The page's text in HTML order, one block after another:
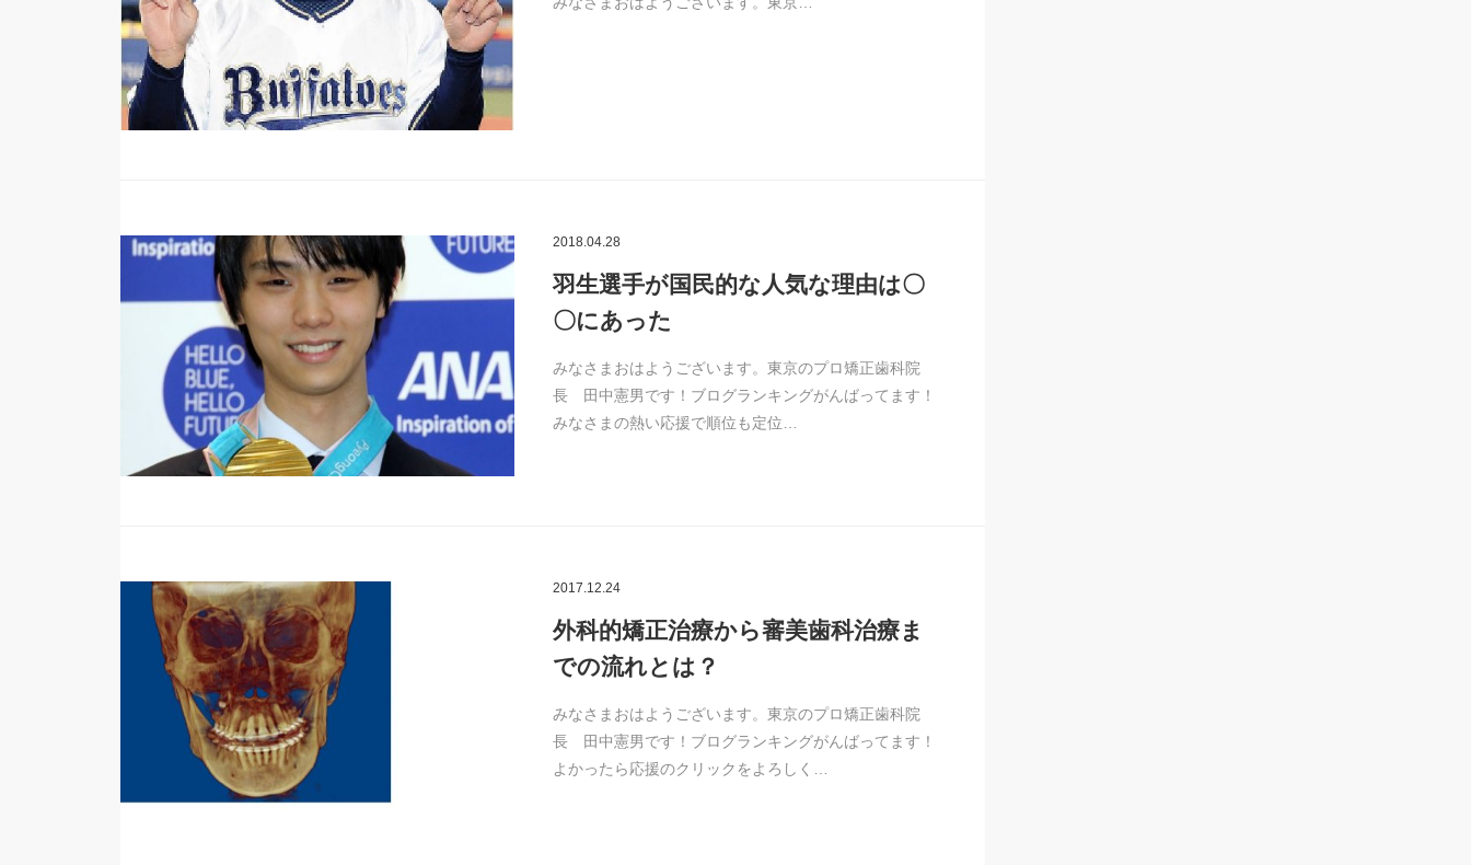
2018.04.28
羽生選手が国民的な人気な理由は〇
〇にあった
みなさまおはようございます。東京のプロ矯正歯科院
長 田中憲男です！ブログランキングがんばってます！
みなさまの熱い応援で順位も定位…
2017.12.24
外科的矯正治療から審美歯科治療ま
での流れとは？
みなさまおはようございます。東京のプロ矯正歯科院
長 田中憲男です！ブログランキングがんばってます！
よかったら応援のクリックをよろしく…